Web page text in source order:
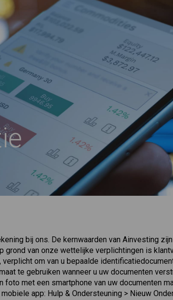
bij ons. De kernwaarden van Ainvesting
grond van onze wettelijke verplichtingen is
om van u bepaalde
te gebruiken wanneer u uw documenten
met een smartphone van uw documenten
app: Hulp & Ondersteuning > Nieuw